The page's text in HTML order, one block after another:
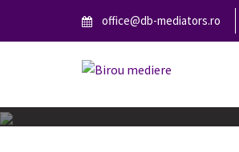
o
c
office@db-mediators.ro